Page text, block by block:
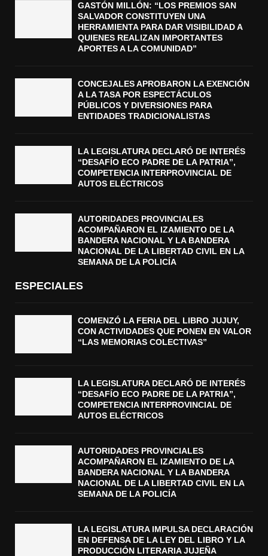
GASTÓN MILLÓN: “LOS PREMIOS SAN
SALVADOR CONSTITUYEN UNA
HERRAMIENTA PARA DAR VISIBILIDAD A
QUIENES REALIZAN IMPORTANTES
APORTES A LA COMUNIDAD”
CONCEJALES APROBARON LA EXENCIÓN
A LA TASA POR ESPECTÁCULOS
PÚBLICOS Y DIVERSIONES PARA
ENTIDADES TRADICIONALISTAS
LA LEGISLATURA DECLARÓ DE INTERÉS
“DESAFÍO ECO PADRE DE LA PATRIA”,
COMPETENCIA INTERPROVINCIAL DE
AUTOS ELÉCTRICOS
AUTORIDADES PROVINCIALES
ACOMPAÑARON EL IZAMIENTO DE LA
BANDERA NACIONAL Y LA BANDERA
NACIONAL DE LA LIBERTAD CIVIL EN LA
SEMANA DE LA POLICÍA
ESPECIALES
COMENZÓ LA FERIA DEL LIBRO JUJUY,
CON ACTIVIDADES QUE PONEN EN VALOR
“LAS MEMORIAS COLECTIVAS”
LA LEGISLATURA DECLARÓ DE INTERÉS
“DESAFÍO ECO PADRE DE LA PATRIA”,
COMPETENCIA INTERPROVINCIAL DE
AUTOS ELÉCTRICOS
AUTORIDADES PROVINCIALES
ACOMPAÑARON EL IZAMIENTO DE LA
BANDERA NACIONAL Y LA BANDERA
NACIONAL DE LA LIBERTAD CIVIL EN LA
SEMANA DE LA POLICÍA
LA LEGISLATURA IMPULSA DECLARACIÓN
EN DEFENSA DE LA LEY DEL LIBRO Y LA
PRODUCCIÓN LITERARIA JUJEÑA